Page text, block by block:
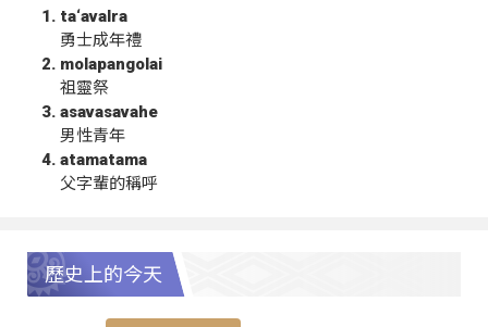
ta‘avalra
勇士成年禮
molapangolai
祖靈祭
asavasavahe
男性青年
atamatama
父字輩的稱呼
歷史上的今天